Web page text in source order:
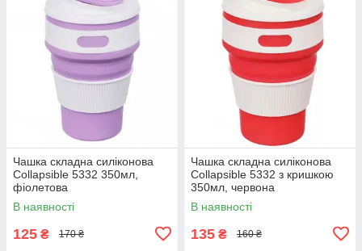
Чашка складна силіконова
Collapsible 5332 350мл,
фіолетова
В наявності
125 ₴ 170 ₴
Чашка складна силіконова
Collapsible 5332 з кришкою
350мл, червона
В наявності
135 ₴ 160 ₴